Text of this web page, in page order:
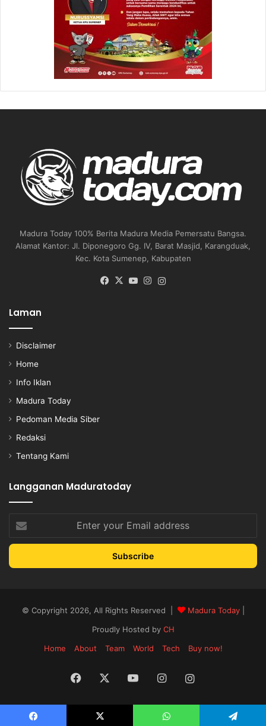
Madura Today 100% Berita Madura Media Pemersatu Bangsa.
Alamat Kantor: Jl. Diponegoro Gg. IV, Barat Masjid, Karangduak,
Kec. Kota Sumenep, Kabupaten
Facebook
X YouTubeInstagram
Laman
Disclaimer
Home
Info Iklan
Madura Today
Pedoman Media Siber
Redaksi
Tentang Kami
Langganan Maduratoday
Enter
your
Email
© Copyright 2026, All Rights Reserved | Madura Today
Proudly Hosted by CH
Home
About Team World Tech Buy now!
Facebook YouTubeInstagram